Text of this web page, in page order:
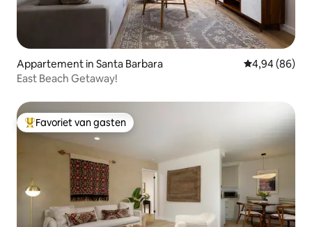
Appartement in Santa Barbara Gemiddelde
4,94 (86)
East Beach Getaway!
Topfavoriet van gasten
Favoriet van gasten